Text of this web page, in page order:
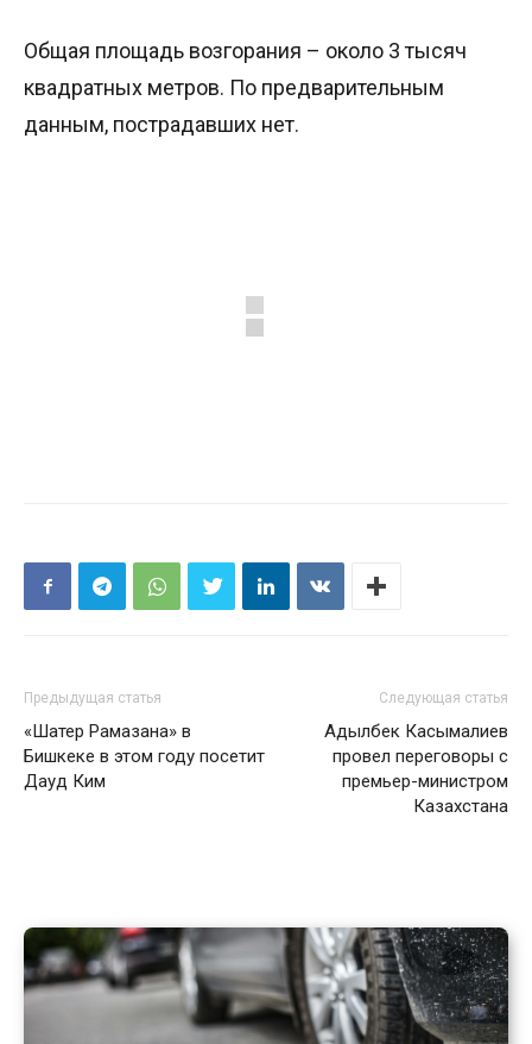
Общая площадь возгорания – около 3 тысяч
квадратных метров. По предварительным
данным, пострадавших нет.
Предыдущая статья
«Шатер Рамазана» в
Бишкеке в этом году посетит
Дауд Ким
Следующая статья
Адылбек Касымалиев
провел переговоры с
премьер-министром
Казахстана